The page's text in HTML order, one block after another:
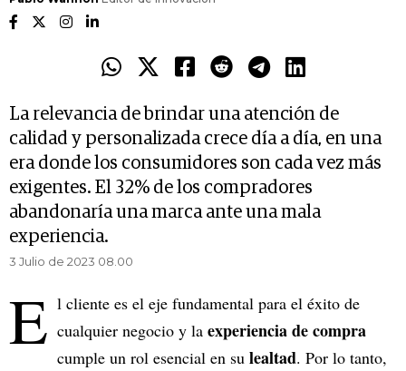
La relevancia de brindar una atención de
calidad y personalizada crece día a día, en una
era donde los consumidores son cada vez más
exigentes. El 32% de los compradores
abandonaría una marca ante una mala
experiencia.
3 Julio de 2023 08.00
E l cliente es el eje fundamental para el éxito de
cualquier negocio y la experiencia de compra
cumple un rol esencial en su lealtad. Por lo tanto,